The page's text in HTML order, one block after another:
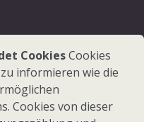
CookiesCookies
informieren wie die
Cookies von dieser